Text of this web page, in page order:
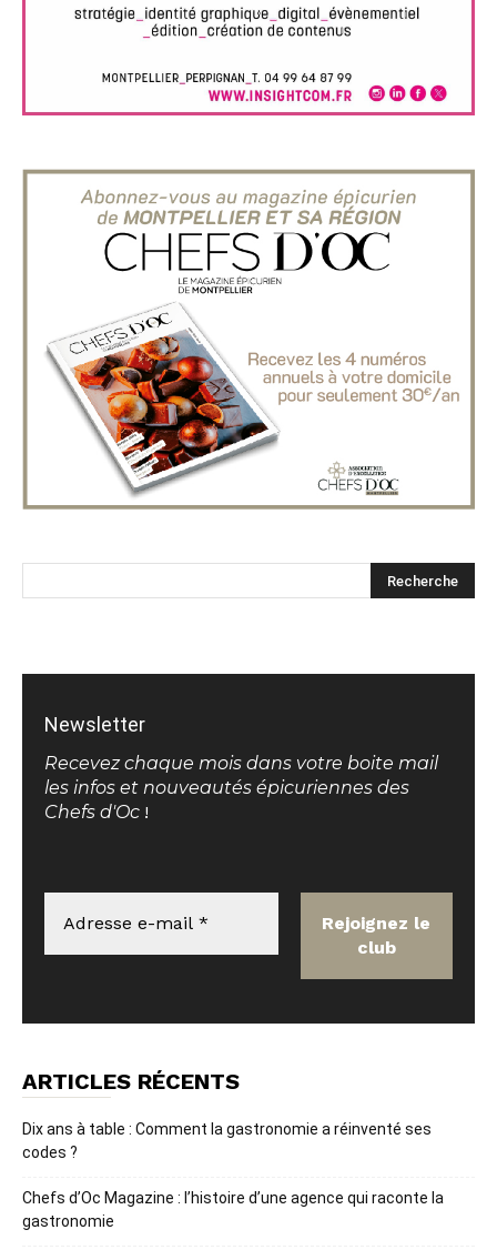
Newsletter
Recevez chaque mois dans votre boite mail
les infos et nouveautés épicuriennes des
Chefs d'Oc !
ARTICLES RÉCENTS
Dix ans à table : Comment la gastronomie a réinventé ses
codes ?
Chefs d’Oc Magazine : l’histoire d’une agence qui raconte la
gastronomie